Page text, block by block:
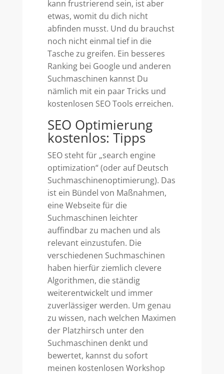
kann frustrierend sein, ist aber
etwas, womit du dich nicht
abfinden musst. Und du brauchst
noch nicht einmal tief in die
Tasche zu greifen. Ein besseres
Ranking bei Google und anderen
Suchmaschinen kannst Du
nämlich mit ein paar Tricks und
kostenlosen SEO Tools erreichen.
SEO Optimierung
kostenlos: Tipps
SEO steht für „search engine
optimization“ (oder auf Deutsch
Suchmaschinenoptimierung). Das
ist ein Bündel von Maßnahmen,
eine Webseite für die
Suchmaschinen leichter
auffindbar zu machen und als
relevant einzustufen. Die
verschiedenen Suchmaschinen
haben hierfür ziemlich clevere
Algorithmen, die ständig
weiterentwickelt und immer
zuverlässiger werden. Um genau
zu wissen, nach welchen Maximen
der Platzhirsch unter den
Suchmaschinen denkt und
bewertet, kannst du sofort
meinen kostenlosen Workshop